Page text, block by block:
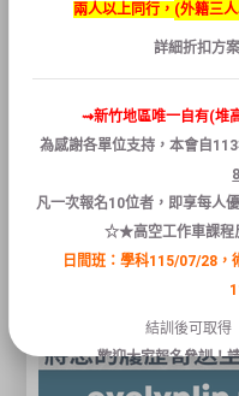
兩人以上同行， (外籍三
詳細折扣方
⇝新竹地區唯一自有(堆
為感謝各單位支持，本會自 113
凡一次報名10位者 ， 即享每人
☆★高空工作車課程
日間班：學科115/07/28
結訓後可取得
歡迎大家報名參訓！